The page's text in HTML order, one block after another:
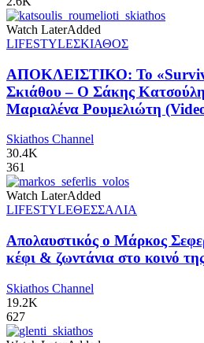
Watch LaterAdded
LIFESTYLEΣΚΙΑΘΟΣ
ΑΠΟΚΛΕΙΣΤΙΚΟ: Το
Σκιάθου – Ο Σάκης
Μαριαλένα Ρουμελιώτη
Skiathos Channel
30.4K
361
Watch LaterAdded
LIFESTYLEΘΕΣΣΑΛΙΑ
Απολαυστικός ο Μάρκος
κέφι & ζωντάνια στο κοινό
Skiathos Channel
19.2K
627